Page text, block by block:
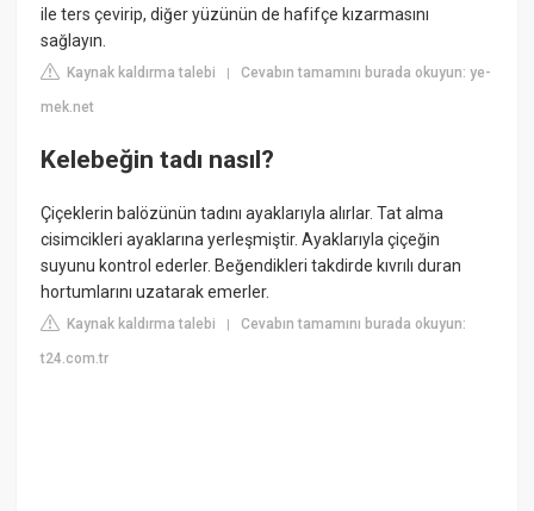
ile ters çevirip, diğer yüzünün de hafifçe kızarmasını
sağlayın.
Kaynak kaldırma talebi |Cevabın tamamını burada okuyun: ye-
mek.net
Kelebeğin tadı nasıl?
Çiçeklerin balözünün tadını ayaklarıyla alırlar. Tat alma
cisimcikleri ayaklarına yerleşmiştir. Ayaklarıyla çiçeğin
suyunu kontrol ederler. Beğendikleri takdirde kıvrılı duran
hortumlarını uzatarak emerler.
Kaynak kaldırma talebi |Cevabın tamamını burada okuyun:
t24.com.tr